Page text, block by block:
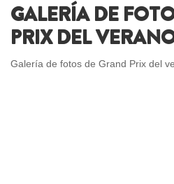
GALERÍA DE
PRIX DEL
Galería de fotos de Grand Prix del